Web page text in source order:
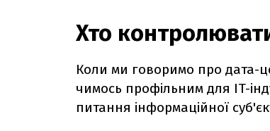
Хто
Коли ми говоримо про дата-
чимось профільним для IT-
питання інформаційної